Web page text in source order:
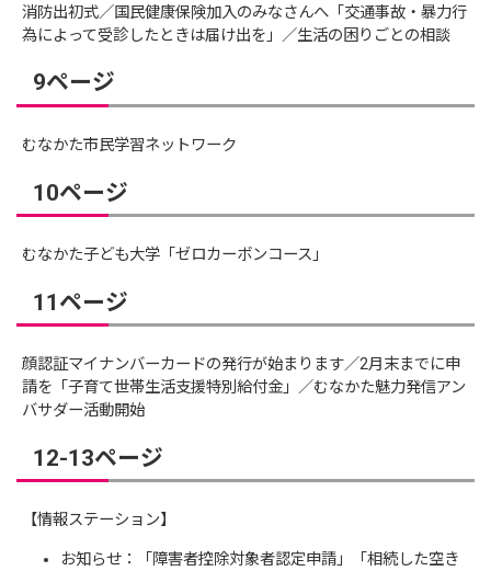
消防出初式／国民健康保険加入のみなさんへ「交通事故・暴力行
為によって受診したときは届け出を」／生活の困りごとの相談
9ページ
むなかた市民学習ネットワーク
10ページ
むなかた子ども大学「ゼロカーボンコース」
11ページ
顔認証マイナンバーカードの発行が始まります／2月末までに申
請を「子育て世帯生活支援特別給付金」／むなかた魅力発信アン
バサダー活動開始
12-13ページ
【情報ステーション】
お知らせ：「障害者控除対象者認定申請」「相続した空き